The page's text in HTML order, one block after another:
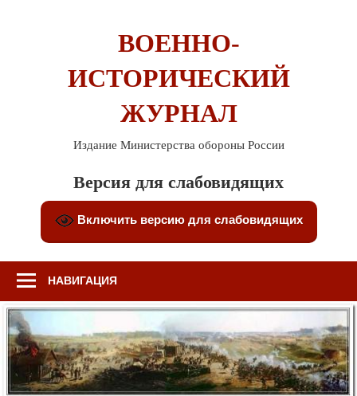
ВОЕННО-
ИСТОРИЧЕСКИЙ
ЖУРНАЛ
Издание Министерства обороны России
Версия для слабовидящих
Включить версию для слабовидящих
НАВИГАЦИЯ